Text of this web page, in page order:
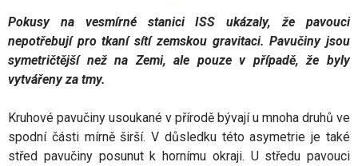
Pokusy na vesmírné stanici ISS ukázaly, že pavouci
nepotřebují pro tkaní sítí zemskou gravitaci. Pavučiny jsou
symetričtější než na Zemi, ale pouze v případě, že byly
vytvářeny za tmy.
Kruhové pavučiny usoukané v přírodě bývají u mnoha druhů ve
spodní části mírně širší. V důsledku této asymetrie je také
střed pavučiny posunut k hornímu okraji. U středu pavouci